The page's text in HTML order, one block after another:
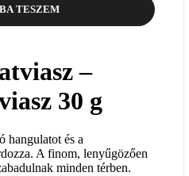
TESZEM
–
30 g
hangulatot és a
A finom, lenyűgözően
minden térben.